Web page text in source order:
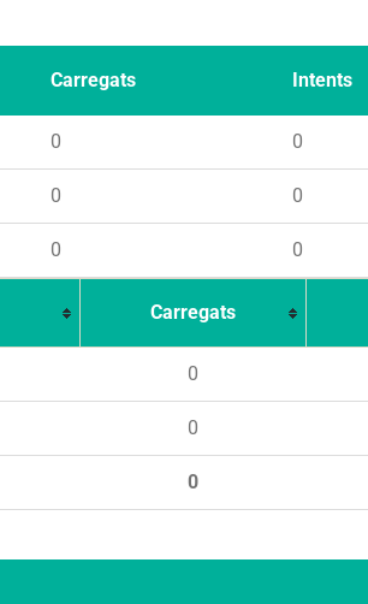
Carregats Intents
0 0
0 0
0 0
Carregats
0
0
0